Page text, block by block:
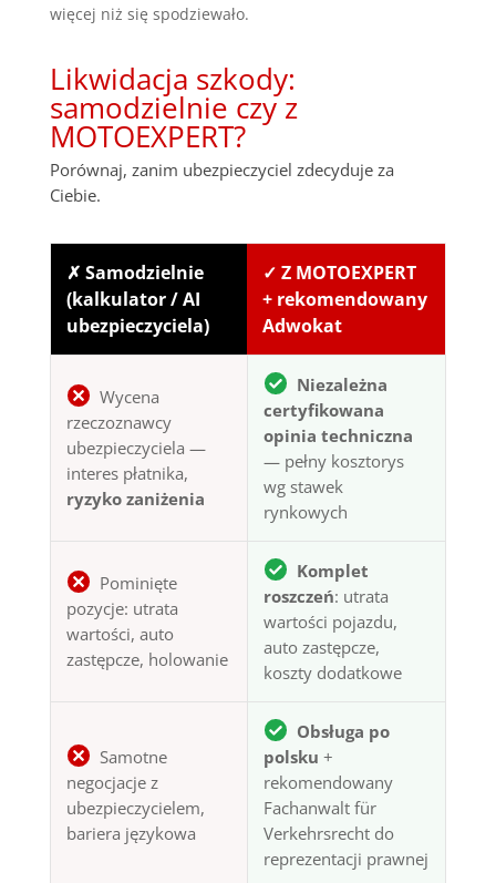
więcej niż się spodziewało.
Likwidacja szkody:
samodzielnie czy z
MOTOEXPERT?
Porównaj, zanim ubezpieczyciel zdecyduje za
Ciebie.
✗ Samodzielnie
(kalkulator / AI
ubezpieczyciela)
✓ Z MOTOEXPERT
+ rekomendowany
Adwokat
Wycena
rzeczoznawcy
ubezpieczyciela —
interes płatnika,
ryzyko zaniżenia
Niezależna
certyfikowana
opinia techniczna
— pełny kosztorys
wg stawek
rynkowych
Pominięte
pozycje: utrata
wartości, auto
zastępcze, holowanie
Komplet
roszczeń: utrata
wartości pojazdu,
auto zastępcze,
koszty dodatkowe
Samotne
negocjacje z
ubezpieczycielem,
bariera językowa
Obsługa po
polsku +
rekomendowany
Fachanwalt für
Verkehrsrecht do
reprezentacji prawnej